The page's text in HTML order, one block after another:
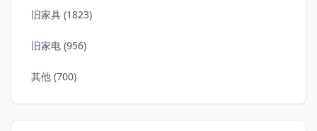
旧家具 (1823)
旧家电 (956)
其他 (700)